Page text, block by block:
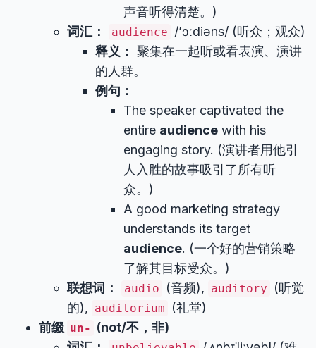
声音听得清楚。)
词汇：
audience /’ɔːdiəns/ (听众；观众)
释义： 聚集在一起听或看表演、演讲
的人群。
例句：
The speaker captivated the
entire audience with his
engaging story. (演讲者用他引
人入胜的故事吸引了所有听
众。)
A good marketing strategy
understands its target
audience. (一个好的营销策略
了解其目标受众。)
联想词：
audio (音频), auditory
(听觉
的), auditorium
(礼堂)
前缀 un- (not/不，非)